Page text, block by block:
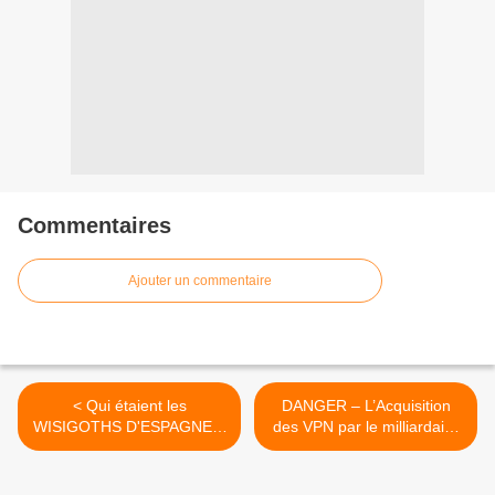
Commentaires
Ajouter un commentaire
< Qui étaient les
WISIGOTHS D'ESPAGNE ?
Grandeur et chute des plus
DANGER – L’Acquisition
des VPN par le milliardaire
Israélien Teddy Sagi :